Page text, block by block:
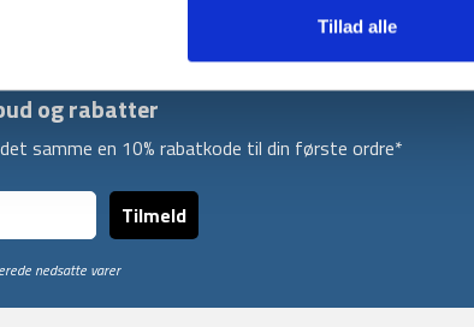
Tillad alle
og rabatter
samme en 10% rabatkode til din første ordre*
Tilmeld
nedsatte varer